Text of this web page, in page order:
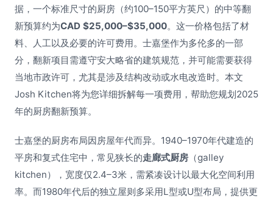
据，一个标准尺寸的厨房（约100–150平方英尺）的中等翻
新预算约为CAD $25,000–$35,000。这一价格包括了材
料、人工以及必要的许可费用。士嘉堡作为多伦多的一部
分，翻新项目需遵守安大略省的建筑规范，并可能需要获得
当地市政许可，尤其是涉及结构改动或水电改造时。本文
Josh Kitchen将为您详细拆解每一项费用，帮助您规划2025
年的厨房翻新预算。
士嘉堡的厨房布局因房屋年代而异。1940–1970年代建造的
平房和复式住宅中，常见狭长的走廊式厨房 （galley
kitchen），宽度仅2.4–3米，需紧凑设计以最大化空间利用
率。而1980年代后的独立屋则多采用L型或U型布局，提供更